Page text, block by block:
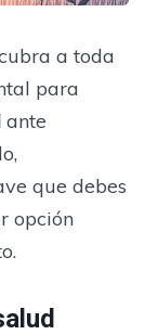
a toda
para
ante
que debes
opción